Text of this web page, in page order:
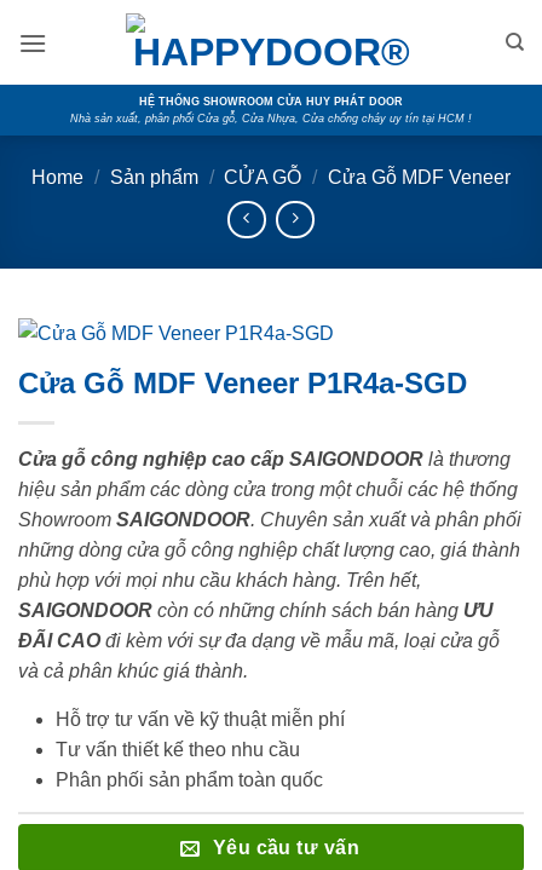
HỆ THỐNG SHOWROOM CỬA HUY PHÁT DOOR
Nhà sản xuất, phân phối Cửa gỗ, Cửa Nhựa, Cửa chống cháy uy tín tại HCM !
Home / Sản phẩm / CỬA GỖ / Cửa Gỗ MDF Veneer
Cửa Gỗ MDF Veneer P1R4a-SGD
Cửa gỗ công nghiệp cao cấp SAIGONDOOR là thương
hiệu sản phẩm các dòng cửa trong một chuỗi các hệ thống
Showroom SAIGONDOOR. Chuyên sản xuất và phân phối
những dòng cửa gỗ công nghiệp chất lượng cao, giá thành
phù hợp với mọi nhu cầu khách hàng. Trên hết,
SAIGONDOOR còn có những chính sách bán hàng ƯU
ĐÃI CAOđi kèm với sự đa dạng về mẫu mã, loại cửa gỗ
và cả phân khúc giá thành.
Hỗ trợ tư vấn về kỹ thuật miễn phí
Tư vấn thiết kế theo nhu cầu
Phân phối sản phẩm toàn quốc
Yêu cầu tư vấn